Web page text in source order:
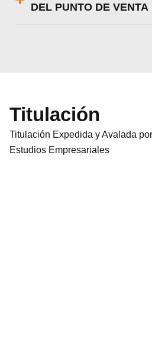
DEL PUNTO DE VENTA
Titulación
Titulación Expedida y Avalada
Estudios Empresariales